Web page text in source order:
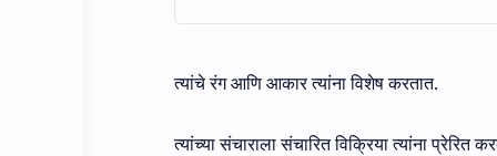
त्यांचे रंग आणि आकार त्यांना विशेष करतात.
त्यांच्या संचाराला संचारित विक्रिया त्यांना प्रेरित